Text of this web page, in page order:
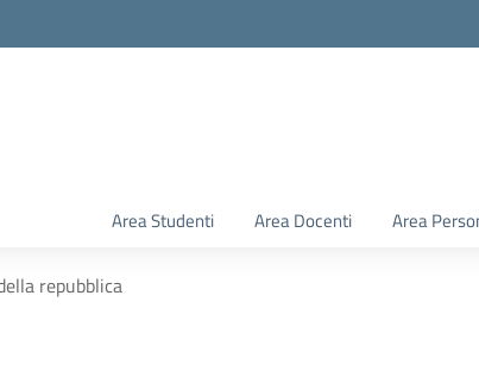
Area Studenti Area Docenti Area
repubblica